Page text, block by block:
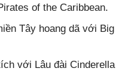
of the Caribbean.
Tây hoang dã với Big
với Lâu đài Cinderella